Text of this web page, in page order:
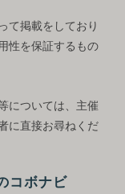
て掲載をしており
性を保証するもの
については、主催
に直接お尋ねくだ
コボナビ